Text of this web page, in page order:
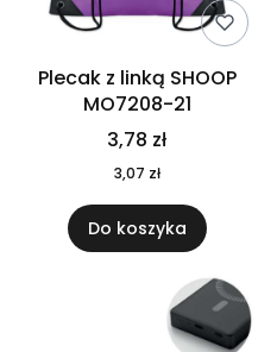
Plecak z linką SHOOP
MO7208-21
3,78 zł
3,07 zł
Do koszyka